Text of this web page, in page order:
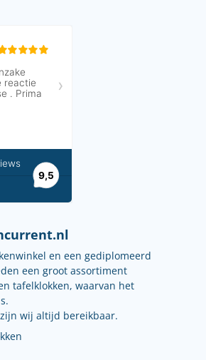
en een gediplomeerd
een groot assortiment
tafelklokken, waarvan het
wij altijd bereikbaar.